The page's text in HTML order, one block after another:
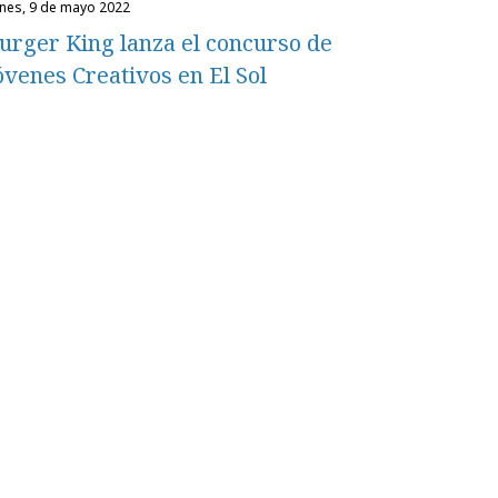
9 de mayo 2022
King lanza el concurso de
Creativos en El Sol